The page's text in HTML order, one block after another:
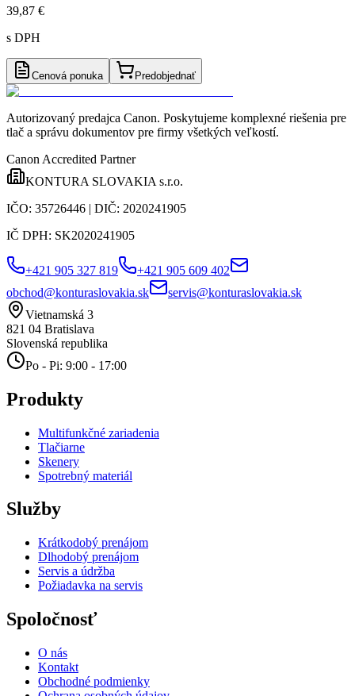
39,87 €
s DPH
Cenová ponuka Predobjednať
Autorizovaný predajca Canon. Poskytujeme komplexné riešenia pre
tlač a správu dokumentov pre firmy všetkých veľkostí.
Canon Accredited Partner
KONTURA SLOVAKIA s.r.o.
IČO: 35726446 | DIČ: 2020241905
IČ DPH: SK2020241905
+421 905 327 819
+421 905 609 402
obchod@konturaslovakia.sk
servis@konturaslovakia.sk
Vietnamská 3
821 04 Bratislava
Slovenská republika
Po - Pi: 9:00 - 17:00
Produkty
Multifunkčné zariadenia
Tlačiarne
Skenery
Spotrebný materiál
Služby
Krátkodobý prenájom
Dlhodobý prenájom
Servis a údržba
Požiadavka na servis
Spoločnosť
O nás
Kontakt
Obchodné podmienky